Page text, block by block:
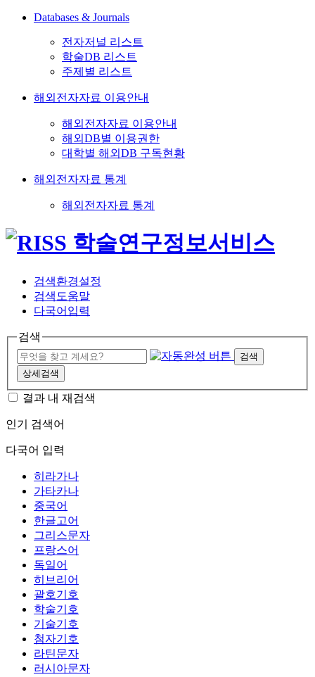
Databases & Journals
전자저널 리스트
학술DB 리스트
주제별 리스트
해외전자자료 이용안내
해외전자자료 이용안내
해외DB별 이용권한
대학별 해외DB 구독현황
해외전자자료 통계
해외전자자료 통계
검색환경설정
검색도움말
다국어입력
검색
검색
상세검색
결과 내 재검색
인기 검색어
다국어 입력
히라가나
가타카나
중국어
한글고어
그리스문자
프랑스어
독일어
히브리어
괄호기호
학술기호
기술기호
첨자기호
라틴문자
러시아문자